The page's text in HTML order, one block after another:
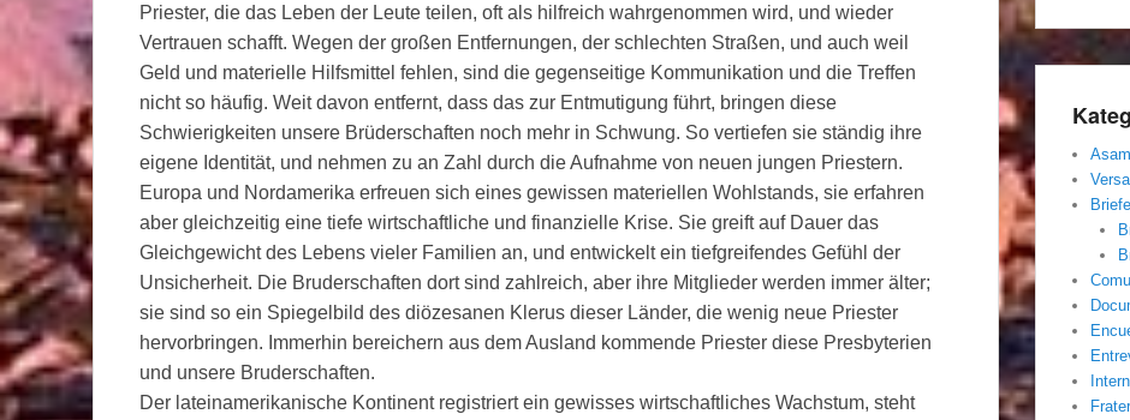
Priester, die das Leben der Leute teilen, oft als hilfreich wahrgenommen wird, und wieder
Vertrauen schafft. Wegen der großen Entfernungen, der schlechten Straßen, und auch weil
Geld und materielle Hilfsmittel fehlen, sind die gegenseitige Kommunikation und die Treffen
nicht so häufig. Weit davon entfernt, dass das zur Entmutigung führt, bringen diese
Schwierigkeiten unsere Brüderschaften noch mehr in Schwung. So vertiefen sie ständig ihre
eigene Identität, und nehmen zu an Zahl durch die Aufnahme von neuen jungen Priestern.
Europa und Nordamerika erfreuen sich eines gewissen materiellen Wohlstands, sie erfahren
aber gleichzeitig eine tiefe wirtschaftliche und finanzielle Krise. Sie greift auf Dauer das
Gleichgewicht des Lebens vieler Familien an, und entwickelt ein tiefgreifendes Gefühl der
Unsicherheit. Die Bruderschaften dort sind zahlreich, aber ihre Mitglieder werden immer älter;
sie sind so ein Spiegelbild des diözesanen Klerus dieser Länder, die wenig neue Priester
hervorbringen. Immerhin bereichern aus dem Ausland kommende Priester diese Presbyterien
und unsere Bruderschaften.
Der lateinamerikanische Kontinent registriert ein gewisses wirtschaftliches Wachstum, steht
Briefe